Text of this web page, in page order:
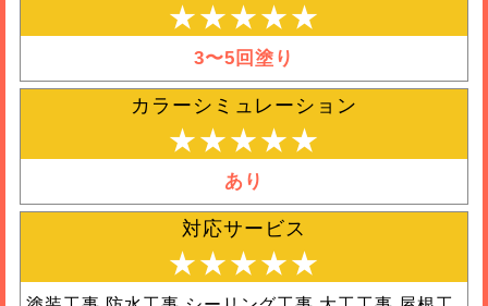
★★★★★
3〜5回塗り
カラーシミュレーション
★★★★★
あり
対応サービス
★★★★★